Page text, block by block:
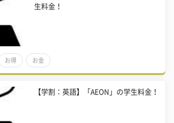
生料金！
お得 お金
【学割：英語】「AEON」の学生料金！